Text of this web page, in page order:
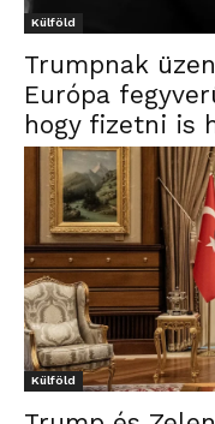
Külföld
Trumpnak
Európa
hogy fizetni is
Külföld